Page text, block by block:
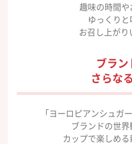
趣味の時間
ゆっくり
お召し上が
ブラン
さらな
「ヨーロピアンシュガ
ブランドの世界
カップで楽しめる